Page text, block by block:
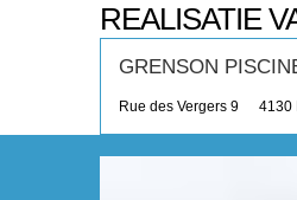
REALISATIE
GRENSON
Rue des Vergers 9 4130